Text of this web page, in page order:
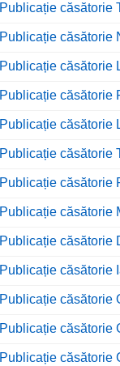
Publicație căsătorie
Publicație căsătorie
Publicație căsătorie
Publicație căsătorie
Publicație căsătorie
Publicație căsătorie
Publicație căsătorie
Publicație căsătorie
Publicație căsătorie
Publicație căsătorie
Publicație căsătorie
Publicație căsătorie
Publicație căsătorie